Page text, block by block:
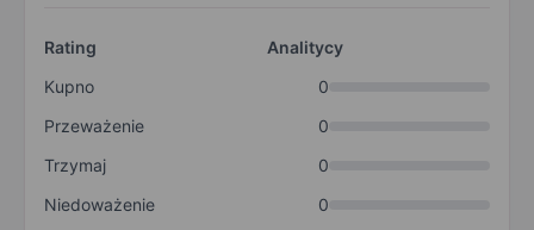
Rating
Analitycy
Kupno
0
Przeważenie
0
Trzymaj
0
Niedoważenie
0